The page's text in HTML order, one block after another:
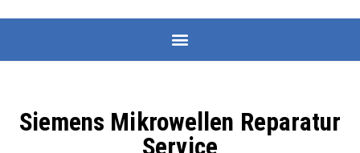
Siemens Mikrowellen Reparatur
Service